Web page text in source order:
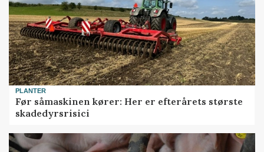
PLANTER
Før såmaskinen kører: Her er efterårets største
skadedyrsrisici